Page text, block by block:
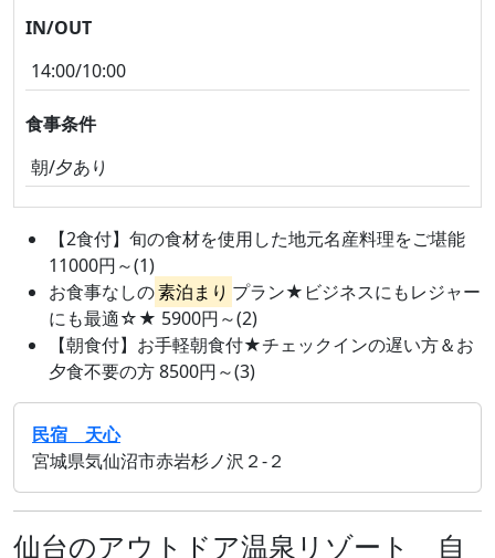
IN/OUT
14:00/10:00
食事条件
朝/夕あり
【2食付】旬の食材を使用した地元名産料理をご堪能
11000円～(1)
お食事なしの素泊まり プラン★ビジネスにもレジャー
にも最適☆★ 5900円～(2)
【朝食付】お手軽朝食付★チェックインの遅い方＆お
夕食不要の方 8500円～(3)
民宿 天心
宮城県気仙沼市赤岩杉ノ沢２‐２
仙台のアウトドア温泉リゾート 自